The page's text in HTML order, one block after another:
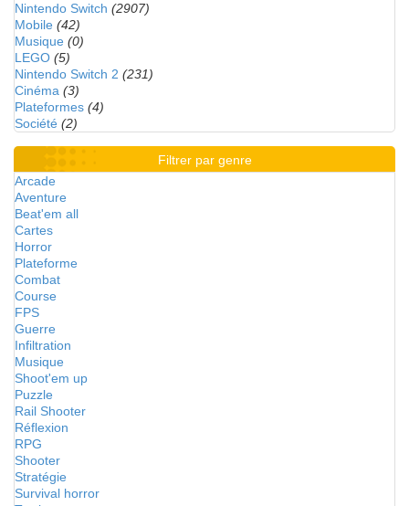
Nintendo Switch (2907)
Mobile (42)
Musique (0)
LEGO (5)
Nintendo Switch 2 (231)
Cinéma (3)
Plateformes (4)
Société (2)
Filtrer par genre
Arcade
Aventure
Beat'em all
Cartes
Horror
Plateforme
Combat
Course
FPS
Guerre
Infiltration
Musique
Shoot'em up
Puzzle
Rail Shooter
Réflexion
RPG
Shooter
Stratégie
Survival horror